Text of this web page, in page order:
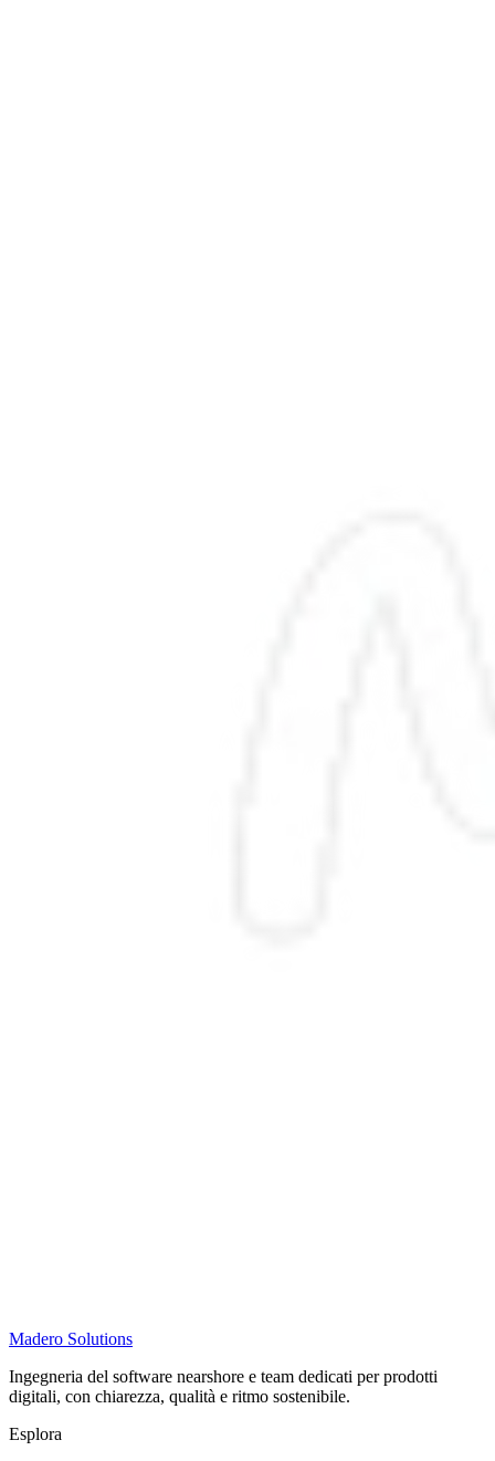
Madero Solutions
Ingegneria del software nearshore e team dedicati per prodotti
digitali, con chiarezza, qualità e ritmo sostenibile.
Esplora